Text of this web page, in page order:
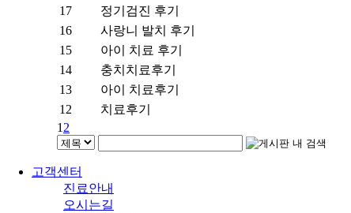
17
정기검진 후기
16
사랑니 발치 후기
15
아이 치료 후기
14
충치치료후기
13
아이 치료후기
12
치료후기
1 2
고객센터
진료안내
오시는길